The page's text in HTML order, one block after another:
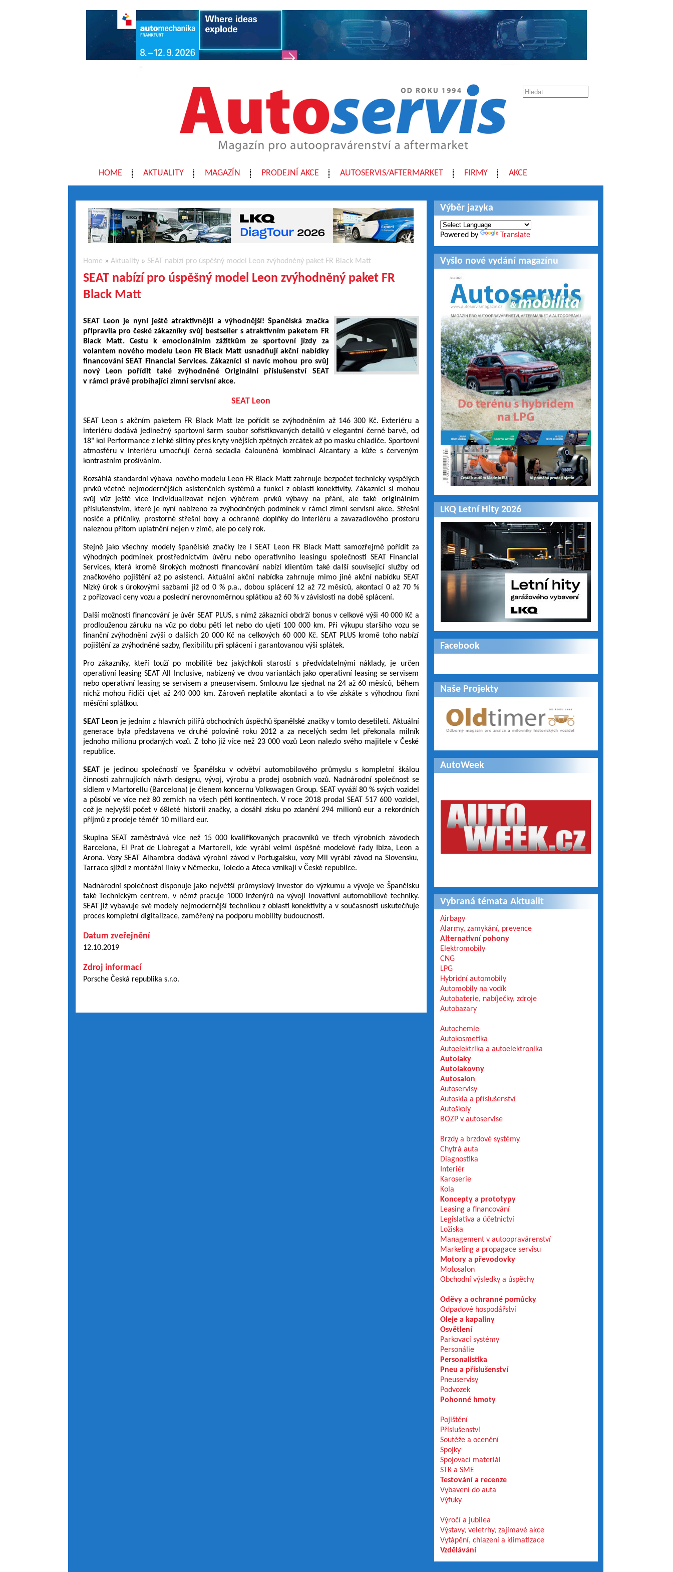
HOME AKTUALITY MAGAZÍN PRODEJNÍ AKCE AUTOSERVIS/AFTERMARKET FIRMY AKCE
Home » Aktuality» SEAT nabízí pro úspěšný model Leon zvýhodněný paket FR Black Matt
SEAT nabízí pro úspěšný model Leon zvýhodněný paket FR
Black Matt
SEAT Leon je nyní ještě atraktivnější a výhodnější! Španělská značka
připravila pro české zákazníky svůj bestseller s atraktivním paketem FR
Black Matt. Cestu k emocionálním zážitkům ze sportovní jízdy za
volantem nového modelu Leon FR Black Matt usnadňují akční nabídky
financování SEAT Financial Services. Zákazníci si navíc mohou pro svůj
nový Leon pořídit také zvýhodněné Originální příslušenství SEAT
v rámci právě probíhající zimní servisní akce.
SEAT Leon
SEAT Leon s akčním paketem FR Black Matt lze pořídit se zvýhodněním až 146 300 Kč. Exteriéru a
interiéru dodává jedinečný sportovní šarm soubor sofistikovaných detailů v elegantní černé barvě, od
18" kol Performance z lehké slitiny přes kryty vnějších zpětných zrcátek až po masku chladiče. Sportovní
atmosféru v interiéru umocňují černá sedadla čalouněná kombinací Alcantary a kůže s červeným
kontrastním prošíváním.
Rozsáhlá standardní výbava nového modelu Leon FR Black Matt zahrnuje bezpočet technicky vyspělých
prvků včetně nejmodernějších asistenčních systémů a funkcí z oblasti konektivity. Zákazníci si mohou
svůj vůz ještě více individualizovat nejen výběrem prvků výbavy na přání, ale také originálním
příslušenstvím, které je nyní nabízeno za zvýhodněných podmínek v rámci zimní servisní akce. Střešní
nosiče a příčníky, prostorné střešní boxy a ochranné doplňky do interiéru a zavazadlového prostoru
naleznou přitom uplatnění nejen v zimě, ale po celý rok.
Stejně jako všechny modely španělské značky lze i SEAT Leon FR Black Matt samozřejmě pořídit za
výhodných podmínek prostřednictvím úvěru nebo operativního leasingu společnosti SEAT Financial
Services, která kromě širokých možností financování nabízí klientům také další související služby od
značkového pojištění až po asistenci. Aktuální akční nabídka zahrnuje mimo jiné akční nabídku SEAT
Nízký úrok s úrokovými sazbami již od 0 % p.a., dobou splácení 12 až 72 měsíců, akontací 0 až 70 %
z pořizovací ceny vozu a poslední nerovnoměrnou splátkou až 60 % v závislosti na době splácení.
Další možností financování je úvěr SEAT PLUS, s nímž zákazníci obdrží bonus v celkové výši 40 000 Kč a
prodlouženou záruku na vůz po dobu pěti let nebo do ujetí 100 000 km. Při výkupu staršího vozu se
finanční zvýhodnění zvýší o dalších 20 000 Kč na celkových 60 000 Kč. SEAT PLUS kromě toho nabízí
pojištění za zvýhodněné sazby, flexibilitu při splácení i garantovanou výši splátek.
Pro zákazníky, kteří touží po mobilitě bez jakýchkoli starostí s předvídatelnými náklady, je určen
operativní leasing SEAT All Inclusive, nabízený ve dvou variantách jako operativní leasing se servisem
nebo operativní leasing se servisem a pneuservisem. Smlouvu lze sjednat na 24 až 60 měsíců, během
nichž mohou řidiči ujet až 240 000 km. Zároveň neplatíte akontaci a to vše získáte s výhodnou fixní
měsíční splátkou.
SEAT Leon je jedním z hlavních pilířů obchodních úspěchů španělské značky v tomto desetiletí. Aktuální
generace byla představena ve druhé polovině roku 2012 a za necelých sedm let překonala milník
jednoho milionu prodaných vozů. Z toho již více než 23 000 vozů Leon nalezlo svého majitele v České
republice.
SEATje jedinou společností ve Španělsku v odvětví automobilového průmyslu s kompletní škálou
činností zahrnujících návrh designu, vývoj, výrobu a prodej osobních vozů. Nadnárodní společnost se
sídlem v Martorellu (Barcelona) je členem koncernu Volkswagen Group. SEAT vyváží 80 % svých vozidel
a působí ve více než 80 zemích na všech pěti kontinentech. V roce 2018 prodal SEAT 517 600 vozidel,
což je nejvyšší počet v 68leté historii značky, a dosáhl zisku po zdanění 294 milionů eur a rekordních
příjmů z prodeje téměř 10 miliard eur.
Skupina SEAT zaměstnává více než 15 000 kvalifikovaných pracovníků ve třech výrobních závodech
Barcelona, El Prat de Llobregat a Martorell, kde vyrábí velmi úspěšné modelové řady Ibiza, Leon a
Arona. Vozy SEAT Alhambra dodává výrobní závod v Portugalsku, vozy Mii vyrábí závod na Slovensku,
Tarraco sjíždí z montážní linky v Německu, Toledo a Ateca vznikají v České republice.
Nadnárodní společnost disponuje jako největší průmyslový investor do výzkumu a vývoje ve Španělsku
také Technickým centrem, v němž pracuje 1000 inženýrů na vývoji inovativní automobilové techniky.
SEAT již vybavuje své modely nejmodernější technikou z oblasti konektivity a v současnosti uskutečňuje
proces kompletní digitalizace, zaměřený na podporu mobility budoucnosti.
Datum zveřejnění
12.10.2019
Zdroj informací
Porsche Česká republika s.r.o.
Výběr jazyka
Powered by Translate
Vyšlo nové vydání magazínu
LKQ Letní Hity 2026
Facebook
Naše Projekty
AutoWeek
Vybraná témata Aktualit
Airbagy
Alarmy, zamykání, prevence
Alternativní pohony
Elektromobily
CNG
LPG
Hybridní automobily
Automobily na vodík
Autobaterie, nabíječky, zdroje
Autobazary
Autochemie
Autokosmetika
Autoelektrika a autoelektronika
Autolaky
Autolakovny
Autosalon
Autoservisy
Autoskla a příslušenství
Autoškoly
BOZP v autoservise
Brzdy a brzdové systémy
Chytrá auta
Diagnostika
Interiér
Karoserie
Kola
Koncepty a prototypy
Leasing a financování
Legislativa a účetnictví
Ložiska
Management v autoopravárenství
Marketing a propagace servisu
Motory a převodovky
Motosalon
Obchodní výsledky a úspěchy
Oděvy a ochranné pomůcky
Odpadové hospodářství
Oleje a kapaliny
Osvětlení
Parkovací systémy
Personálie
Personalistika
Pneu a příslušenství
Pneuservisy
Podvozek
Pohonné hmoty
Pojištění
Příslušenství
Soutěže a ocenění
Spojky
Spojovací materiál
STK a SME
Testování a recenze
Vybavení do auta
Výfuky
Výročí a jubilea
Výstavy, veletrhy, zajímavé akce
Vytápění, chlazení a klimatizace
Vzdělávání